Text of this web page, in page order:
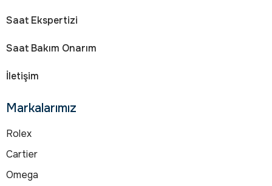
Saat Ekspertizi
Saat Bakım Onarım
İletişim
Markalarımız
Rolex
Cartier
Omega